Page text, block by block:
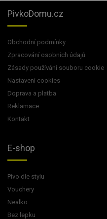
PivkoDomu.cz
Obchodní podmínky
Zpracování osobních údajů
Zásady používání souboru cookie
Nastavení cookies
Doprava a platba
Reklamace
Kontakt
E-shop
Pivo dle stylu
Vouchery
Nealko
Bez lepku